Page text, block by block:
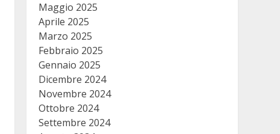
Maggio 2025
Aprile 2025
Marzo 2025
Febbraio 2025
Gennaio 2025
Dicembre 2024
Novembre 2024
Ottobre 2024
Settembre 2024